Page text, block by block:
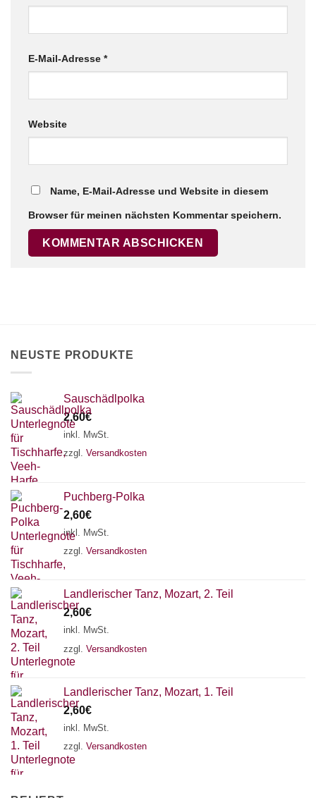
E-Mail-Adresse *
Website
Name, E-Mail-Adresse und Website in diesem
Browser für meinen nächsten Kommentar speichern.
NEUSTE PRODUKTE
Sauschädlpolka
2,60€
inkl. MwSt.
zzgl. Versandkosten
Puchberg-Polka
2,60€
inkl. MwSt.
zzgl. Versandkosten
Landlerischer Tanz, Mozart, 2. Teil
2,60€
inkl. MwSt.
zzgl. Versandkosten
Landlerischer Tanz, Mozart, 1. Teil
2,60€
inkl. MwSt.
zzgl. Versandkosten
Chat Support ×